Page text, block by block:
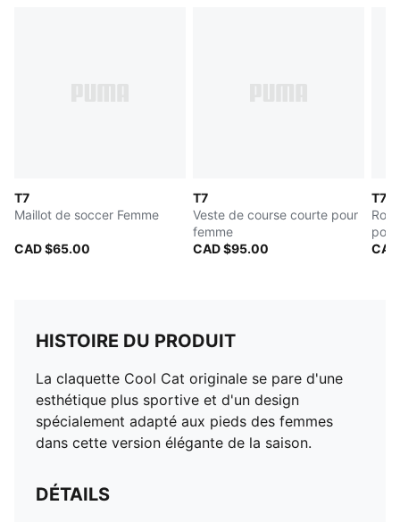
T7
Maillot de soccer Femme
CAD $65.00
T7
Veste de course courte pour
femme
CAD $95.00
T7
HISTOIRE DU PRODUIT
La claquette Cool Cat originale se pare d'une
esthétique plus sportive et d'un design
spécialement adapté aux pieds des femmes
dans cette version élégante de la saison.
DÉTAILS